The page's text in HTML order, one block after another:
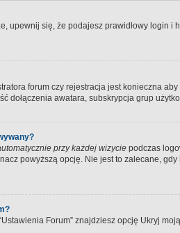
upewnij się, że podajesz prawidłowy login i
forum czy rejestracja jest konieczna
dołączenia awatara, subskrypcja grup
przy każdej wizycie podczas
powyższą opcję. Nie jest to zalecane,
Forum” znajdziesz opcję Ukryj